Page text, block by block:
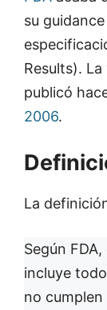
su
Results).
publicó
2006.
La
Según
incluye
no